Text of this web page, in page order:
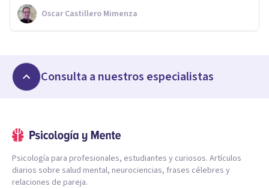
Oscar Castillero Mimenza
Consulta a nuestros especialistas
Psicología para profesionales, estudiantes y curiosos. Artículos
diarios sobre salud mental, neurociencias, frases célebres y
relaciones de pareja.